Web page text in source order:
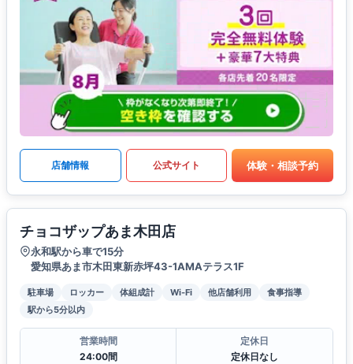
店舗情報 公式サイト 体験・相談予約
チョコザップあま木田店
永和駅から車で15分
愛知県あま市木田東新赤坪43-1AMAテラス1F
駐車場 ロッカー 体組成計 Wi-Fi 他店舗利用
食事指導
駅から5分以内
営業時間
24:00間
定休日
定休日なし